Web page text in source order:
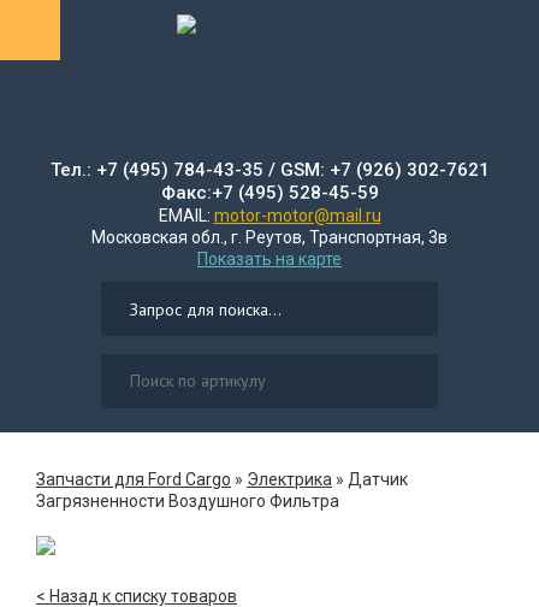
Тел.: +7 (495) 784-43-35 / GSM: +7 (926) 302-7621
Факс:+7 (495) 528-45-59
EMAIL: motor-motor@mail.ru
Московская обл., г. Реутов, Транспортная, 3в
Показать на карте
Запчасти для Ford Cargo » Электрика » Датчик
Загрязненности Воздушного Фильтра
< Назад к списку товаров